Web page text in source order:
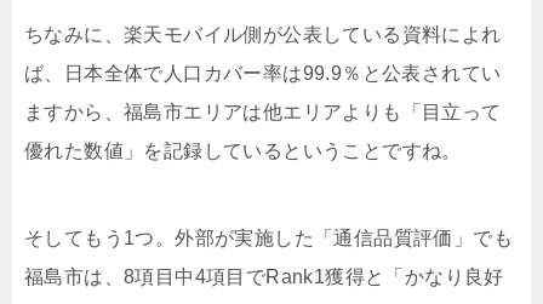
ちなみに、楽天モバイル側が公表している資料によれ
ば、日本全体で人口カバー率は99.9％と公表されてい
ますから、福島市エリアは他エリアよりも「目立って
優れた数値」を記録しているということですね。
そしてもう1つ。外部が実施した「通信品質評価」でも
福島市は、8項目中4項目でRank1獲得と「かなり良好